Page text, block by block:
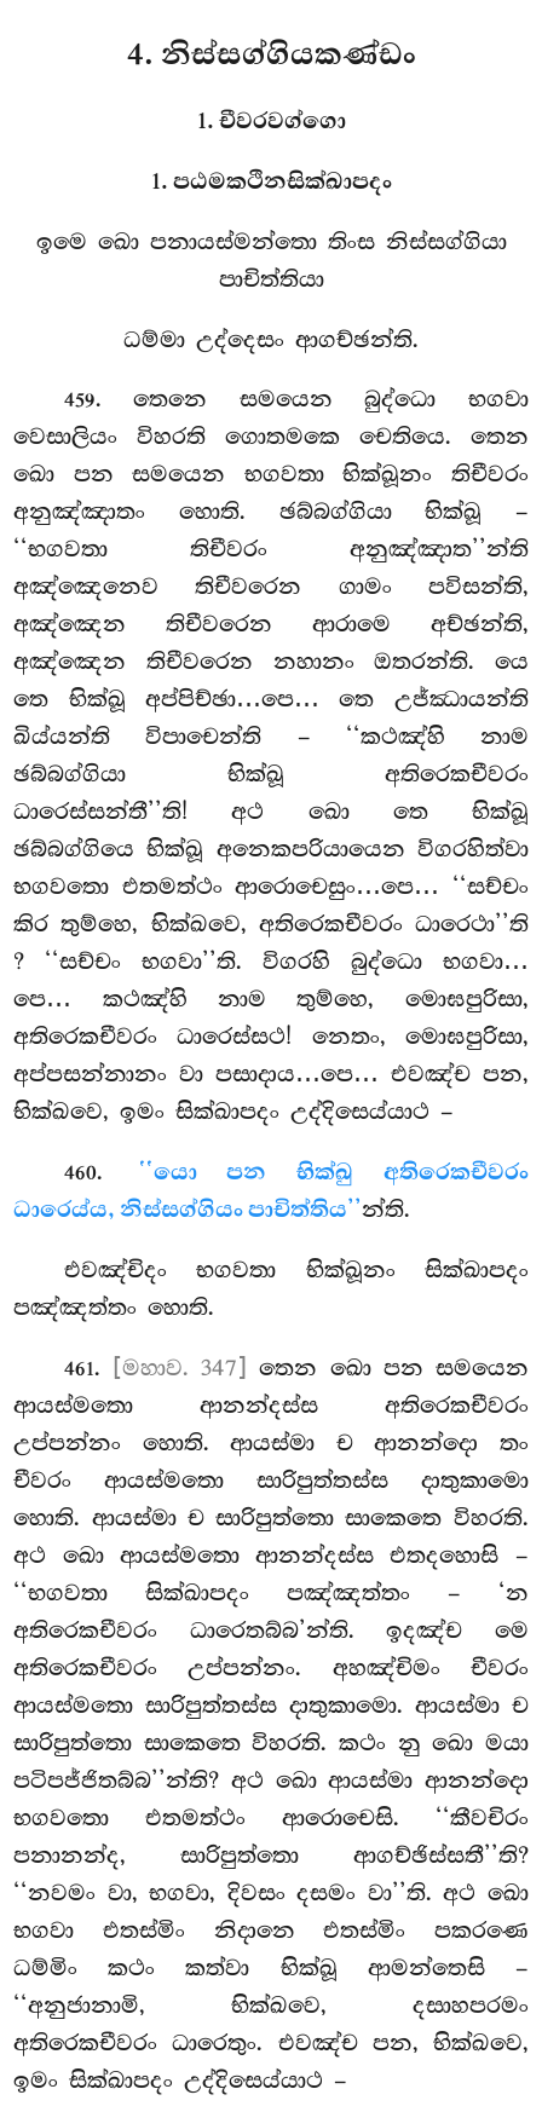
4. නිස්සග්ගියකණ්ඩං
1. චීවරවග්ගො
1. පඨමකථිනසික්ඛාපදං
ඉමෙ ඛො පනායස්මන්තො තිංස නිස්සග්ගියා
පාචිත්තියා
ධම්මා උද්දෙසං ආගච්ඡන්ති.
459. තෙනෙ සමයෙන බුද්ධො භගවා
වෙසාලියං විහරති ගොතමකෙ චෙතියෙ. තෙන
ඛො පන සමයෙන භගවතා භික්ඛූනං තිචීවරං
අනුඤ්ඤාතං හොති. ඡබ්බග්ගියා භික්ඛූ –
‘‘භගවතා තිචීවරං අනුඤ්ඤාත’’න්ති
අඤ්ඤෙනෙව තිචීවරෙන ගාමං පවිසන්ති,
අඤ්ඤෙන තිචීවරෙන ආරාමෙ අච්ඡන්ති,
අඤ්ඤෙන තිචීවරෙන නහානං ඔතරන්ති. යෙ
තෙ භික්ඛූ අප්පිච්ඡා…පෙ… තෙ උජ්ඣායන්ති
ඛිය්යන්ති විපාචෙන්ති – ‘‘කථඤ්හි නාම
ඡබ්බග්ගියා භික්ඛූ අතිරෙකචීවරං
ධාරෙස්සන්තී’’ති! අථ ඛො තෙ භික්ඛූ
ඡබ්බග්ගියෙ භික්ඛූ අනෙකපරියායෙන විගරහිත්වා
භගවතො එතමත්ථං ආරොචෙසුං…පෙ… ‘‘සච්චං
කිර තුම්හෙ, භික්ඛවෙ, අතිරෙකචීවරං ධාරෙථා’’ති
? ‘‘සච්චං භගවා’’ති. විගරහි බුද්ධො භගවා…
පෙ… කථඤ්හි නාම තුම්හෙ, මොඝපුරිසා,
අතිරෙකචීවරං ධාරෙස්සථ! නෙතං, මොඝපුරිසා,
අප්පසන්නානං වා පසාදාය…පෙ… එවඤ්ච පන,
භික්ඛවෙ, ඉමං සික්ඛාපදං උද්දිසෙය්යාථ –
460. ‘‘යො පන භික්ඛු අතිරෙකචීවරං
ධාරෙය්ය, නිස්සග්ගියං පාචිත්තිය’’න්ති.
එවඤ්චිදංභගවතා භික්ඛූනං සික්ඛාපදං
පඤ්ඤත්තං හොති.
461. [මහාව. 347]
තෙන ඛො පන සමයෙන
ආයස්මතො ආනන්දස්ස අතිරෙකචීවරං
උප්පන්නං හොති. ආයස්මා ච ආනන්දො තං
චීවරං ආයස්මතො සාරිපුත්තස්ස දාතුකාමො
හොති. ආයස්මා ච සාරිපුත්තො සාකෙතෙ විහරති.
අථ ඛො ආයස්මතො ආනන්දස්ස එතදහොසි –
‘‘භගවතා සික්ඛාපදං පඤ්ඤත්තං – ‘න
අතිරෙකචීවරං ධාරෙතබ්බ’න්ති. ඉදඤ්ච මෙ
අතිරෙකචීවරං උප්පන්නං. අහඤ්චිමං චීවරං
ආයස්මතො සාරිපුත්තස්ස දාතුකාමො. ආයස්මා ච
සාරිපුත්තො සාකෙතෙ විහරති. කථං නු ඛො මයා
පටිපජ්ජිතබ්බ’’න්ති? අථ ඛො ආයස්මා ආනන්දො
භගවතො එතමත්ථං ආරොචෙසි. ‘‘කීවචිරං
පනානන්ද, සාරිපුත්තො ආගච්ඡිස්සතී’’ති?
‘‘නවමං වා, භගවා, දිවසං දසමං වා’’ති. අථ ඛො
භගවා එතස්මිං නිදානෙ එතස්මිං පකරණෙ
ධම්මිං කථං කත්වා භික්ඛූ ආමන්තෙසි –
‘‘අනුජානාමි, භික්ඛවෙ, දසාහපරමං
අතිරෙකචීවරං ධාරෙතුං. එවඤ්ච පන, භික්ඛවෙ,
ඉමං සික්ඛාපදං උද්දිසෙය්යාථ –